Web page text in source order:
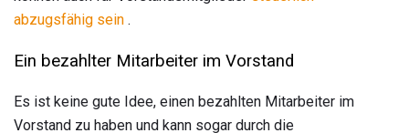
abzugsfähig sein .
Ein bezahlter Mitarbeiter im Vorstand
Es ist keine gute Idee, einen bezahlten Mitarbeiter im
Vorstand zu haben und kann sogar durch die